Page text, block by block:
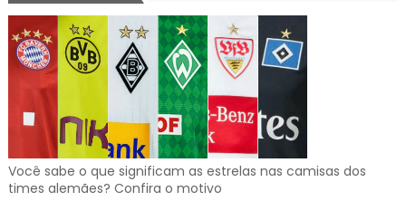
Você sabe o que significam as estrelas nas camisas dos
times alemães? Confira o motivo